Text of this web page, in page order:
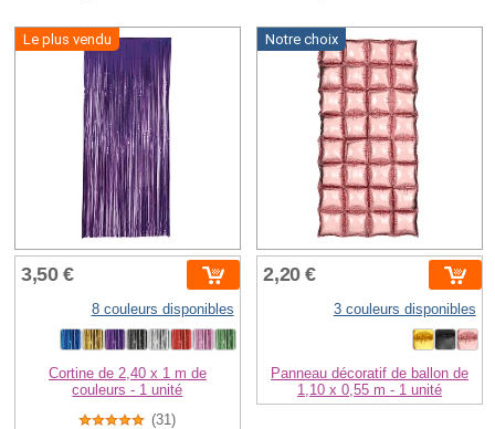
Le plus vendu
3,50 €
8 couleurs disponibles
Cortine de 2,40 x 1 m de
couleurs - 1 unité
(31)
Notre choix
2,20 €
3 couleurs disponibles
Panneau décoratif de ballon de
1,10 x 0,55 m - 1 unité